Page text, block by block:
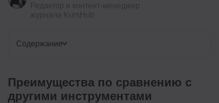
Содержание
Преимущества по сравнению с
другими инструментами